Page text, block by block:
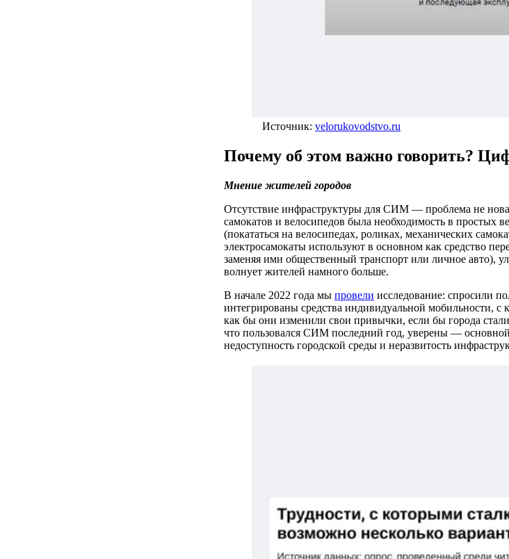
Источник: velorukovodstvo.ru
Почему об этом важно говорить?
Мнение жителей городов
Отсутствие инфраструктуры для СИМ — проблема не
самокатов и велосипедов была необходимость в простых
(покататься на велосипедах, роликах, механических
электросамокаты используют в основном как средство
заменяя ими общественный транспорт или личное авто),
волнует жителей намного больше.
В начале 2022 года мы провели исследование: спросили
интегрированы средства индивидуальной мобильности, с
как бы они изменили свои привычки, если бы города
что пользовался СИМ последний год, уверены —
недоступность городской среды и неразвитость